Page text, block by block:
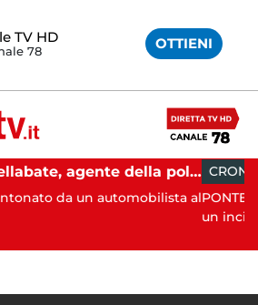
TV HD
78 OTTIENI
Castellabate, agente della polizia locale aggredito per una multa: turista denunciato
al
CRONACA 09:53
PONTECAGNANO.